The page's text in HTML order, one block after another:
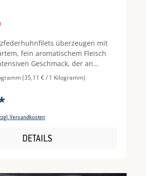
überzeugen mit
fein aromatischem Fleisch
Geschmack, der an
Das Schwarzfederhuhn
als Delikatesse und steht für
Schmoren oder sanften Garen
Geflügelgerichte mit
und auf ausreichende
(35,11 € / 1 Kilogramm)
Versandkosten
DETAILS